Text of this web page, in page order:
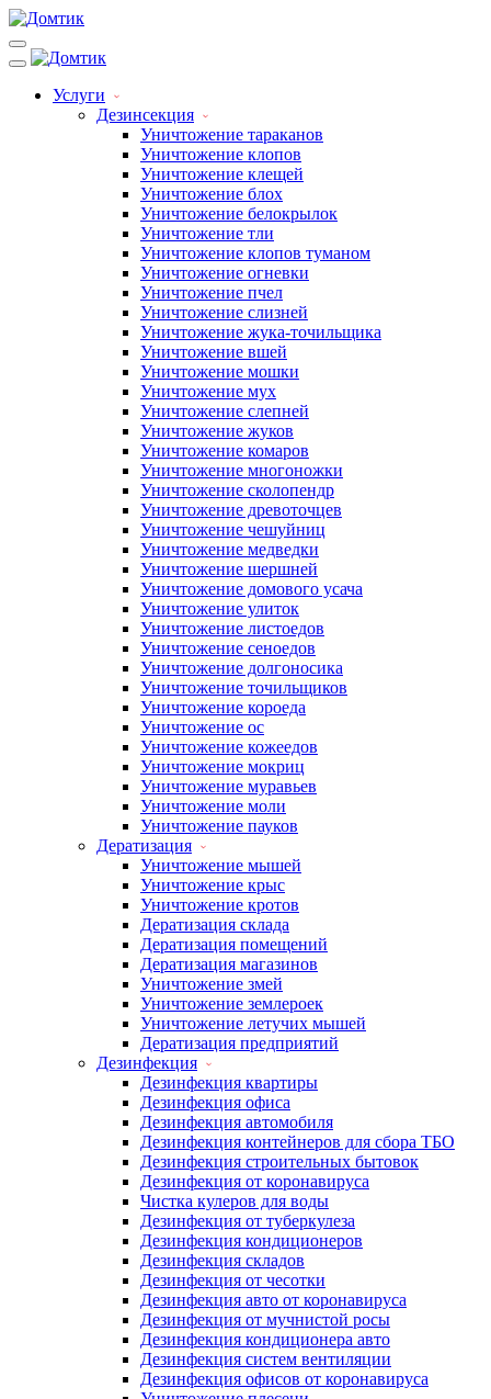
Услуги
Дезинсекция
Уничтожение тараканов
Уничтожение клопов
Уничтожение клещей
Уничтожение блох
Уничтожение белокрылок
Уничтожение тли
Уничтожение клопов туманом
Уничтожение огневки
Уничтожение пчел
Уничтожение слизней
Уничтожение жука-точильщика
Уничтожение вшей
Уничтожение мошки
Уничтожение мух
Уничтожение слепней
Уничтожение жуков
Уничтожение комаров
Уничтожение многоножки
Уничтожение сколопендр
Уничтожение древоточцев
Уничтожение чешуйниц
Уничтожение медведки
Уничтожение шершней
Уничтожение домового усача
Уничтожение улиток
Уничтожение листоедов
Уничтожение сеноедов
Уничтожение долгоносика
Уничтожение точильщиков
Уничтожение короеда
Уничтожение ос
Уничтожение кожеедов
Уничтожение мокриц
Уничтожение муравьев
Уничтожение моли
Уничтожение пауков
Дератизация
Уничтожение мышей
Уничтожение крыс
Уничтожение кротов
Дератизация склада
Дератизация помещений
Дератизация магазинов
Уничтожение змей
Уничтожение землероек
Уничтожение летучих мышей
Дератизация предприятий
Дезинфекция
Дезинфекция квартиры
Дезинфекция офиса
Дезинфекция автомобиля
Дезинфекция контейнеров для сбора ТБО
Дезинфекция строительных бытовок
Дезинфекция от коронавируса
Чистка кулеров для воды
Дезинфекция от туберкулеза
Дезинфекция кондиционеров
Дезинфекция складов
Дезинфекция от чесотки
Дезинфекция авто от коронавируса
Дезинфекция от мучнистой росы
Дезинфекция кондиционера авто
Дезинфекция систем вентиляции
Дезинфекция офисов от коронавируса